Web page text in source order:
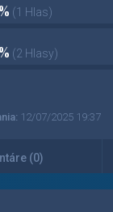
(1 Hlas)
(2 Hlasy)
12/07/2025 19:37
(0)